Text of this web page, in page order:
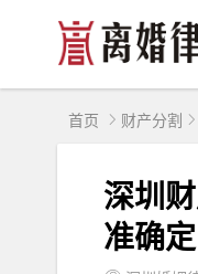
首页 财产分割
深圳
准确定